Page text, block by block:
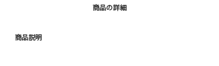
商品の詳細
商品説明